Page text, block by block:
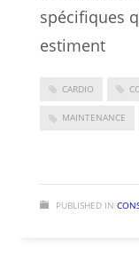
spécifiques
estiment
CARDIO
MAINTENANCE
PUBLISHED IN